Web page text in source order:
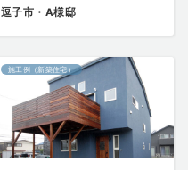
逗子市・A様邸
施工例（新築住宅）